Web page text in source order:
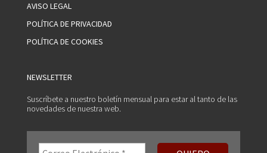
AVISO LEGAL
POLÍTICA DE PRIVACIDAD
POLÍTICA DE COOKIES
NEWSLETTER
Suscríbete a nuestro boletín mensual para estar al tanto de las
novedades de nuestra web.